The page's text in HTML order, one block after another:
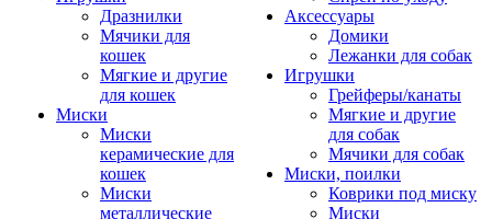
Дразнилки
Мячики для
кошек
Мягкие и другие
для кошек
Миски
Миски
керамические для
кошек
Миски
металлические
Аксессуары
Домики
Лежанки для собак
Игрушки
Грейферы/канаты
Мягкие и другие
для собак
Мячики для собак
Миски, поилки
Коврики под миску
Миски